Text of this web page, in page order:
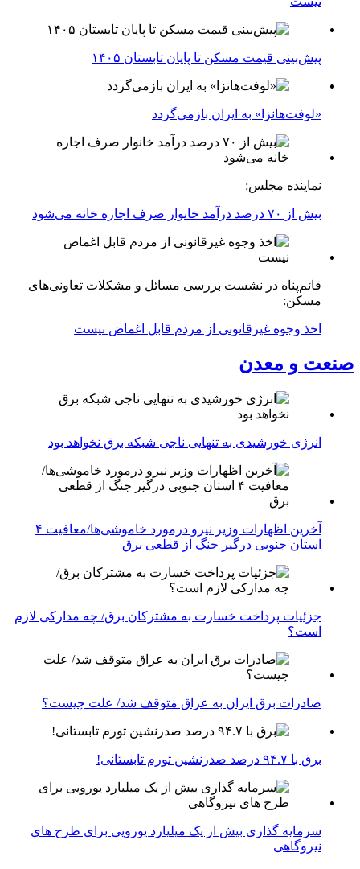
پیش‌بینی قیمت مسکن تا پایان تابستان ۱۴۰۵
«لوفت‌هانزا» به ایران بازمی‌گردد
نماینده مجلس:
بیش از ۷۰ درصد درآمد خانوار صرف اجاره خانه می‌شود
قائم‌پناه در نشست بررسی مسائل و مشکلات تعاونی‌های
مسکن:
اخذ وجوه غیرقانونی از مردم قابل اغماض نیست
صنعت و معدن
انرژی خورشیدی به تنهایی ناجی شبکه برق نخواهد بود
آخرین اظهارات وزیر نیرو درمورد خاموشی‌ها/معافیت ۴
استان جنوبی درگیر جنگ از قطعی برق
جزئیات پرداخت خسارت به مشترکان برق/ چه مدارکی لازم
است؟
صادرات برق ایران به عراق متوقف شد/ علت چیست؟
برق با ۹۴.۷ درصد صدرنشین تورم تابستانی!
سرمایه گذاری بیش از یک میلیارد یورویی برای طرح های
نیروگاهی